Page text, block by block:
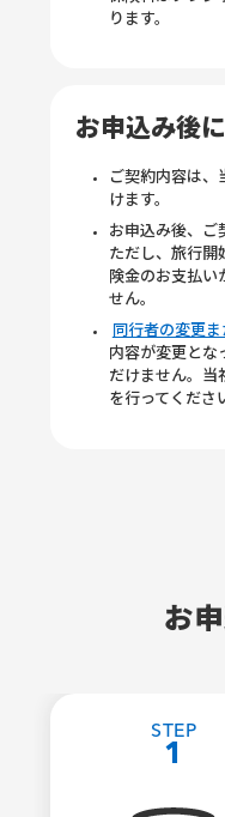
ります。
お申込み後
ご契約内容は、
けます。
お申込み後、ご
ただし、旅行開
険金のお支払い
せん。
同行者の変更
内容が変更とな
だけません。当
を行ってくださ
お
STEP
1